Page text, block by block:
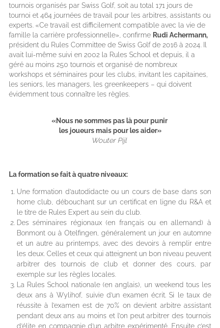
tournois organisés par Swiss Golf, soit au total 171 jours de
tournoi et 464 journées de travail pour les arbitres, assistants ou
experts. «Ce travail est difficilement compatible avec la vie de
famille la carrière professionnelle», confirme Rudi Achermann,
président du Rules Committee de Swiss Golf de 2016 à 2024. Il
avait lui-même suivi en 2002 la Rules School et depuis, il a
géré au moins 250 tournois et organisé de nombreux
workshops et séminaires pour les clubs, invitant les capitaines,
les seniors, les managers, les greenkeepers – qui doivent
évidemment tous connaître les règles.
«Nous ne sommes pas là pour punir
les joueurs mais pour les aider»
Wouter Pijl
La formation se fait à quatre niveaux:
Une formation d’autodidacte ou un cours de base dans son
home club, débouchant sur un certificat en ligne du R&A et
le titre de Rules Expert au sein du club.
Des séminaires régionaux (en français ou en allemand) à
Bonmont ou à Otelfingen, généralement un jour en automne
et un autre au printemps, avec des devoirs à remplir entre
les deux. Celles et ceux qui atteignent un bon niveau peuvent
arbitrer des tournois de club et donner des cours, par
exemple sur les règles locales.
La Rules School nationale (en anglais), un weekend tous les
deux ans à Wylihof, suivie d’un examen écrit. Si le taux de
réussite à l’examen est de 70% on devient arbitre assistant
pendant deux ans au moins et l’on peut arbitrer des tournois
d’élite en compagnie d’un arbitre expérimenté. Ensuite c’est